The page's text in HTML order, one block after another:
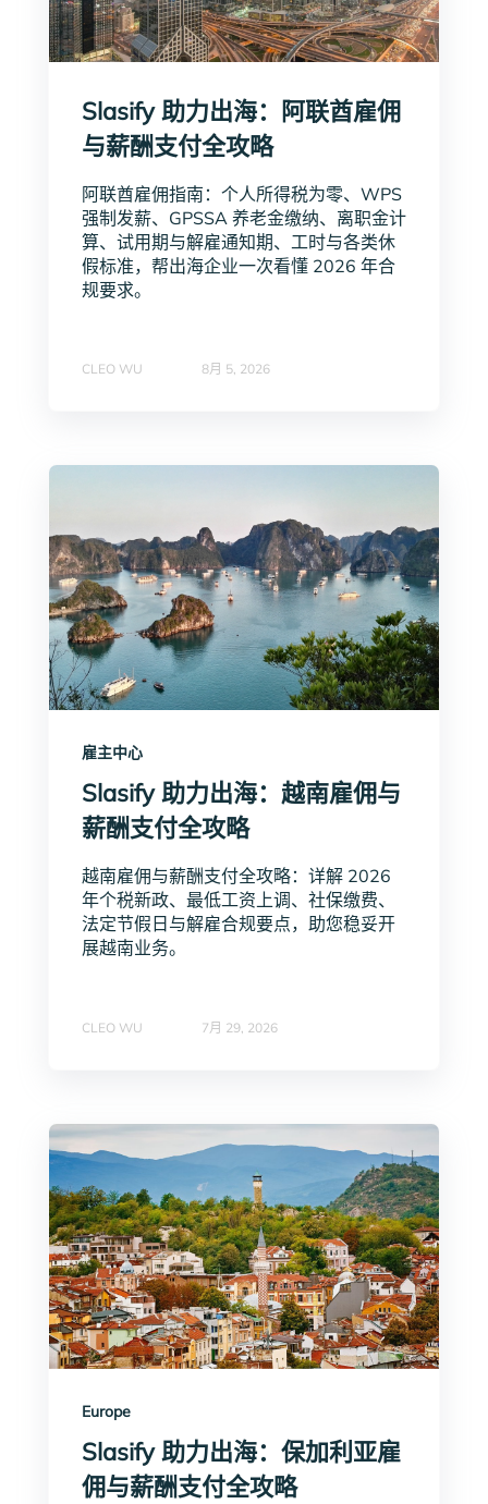
Slasify 助力出海：阿联酋雇佣
与薪酬支付全攻略
阿联酋雇佣指南：个人所得税为零、WPS
强制发薪、GPSSA 养老金缴纳、离职金计
算、试用期与解雇通知期、工时与各类休
假标准，帮出海企业一次看懂 2026 年合
规要求。
CLEO WU 8月 5, 2026
雇主中心
Slasify 助力出海：越南雇佣与
薪酬支付全攻略
越南雇佣与薪酬支付全攻略：详解 2026
年个税新政、最低工资上调、社保缴费、
法定节假日与解雇合规要点，助您稳妥开
展越南业务。
CLEO WU 7月 29, 2026
Europe
Slasify 助力出海：保加利亚雇
佣与薪酬支付全攻略